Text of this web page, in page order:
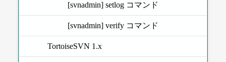
[svnadmin] setlog コマンド
[svnadmin] verify コマンド
TortoiseSVN 1.x